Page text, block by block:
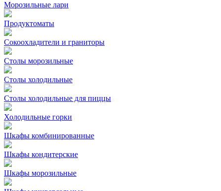
Морозильные лари
Продуктоматы
Сокоохладители и граниторы
Столы морозильные
Столы холодильные
Столы холодильные для пиццы
Холодильные горки
Шкафы комбинированные
Шкафы кондитерские
Шкафы морозильные